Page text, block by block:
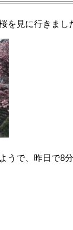
を見に行きまし
で、昨日で8